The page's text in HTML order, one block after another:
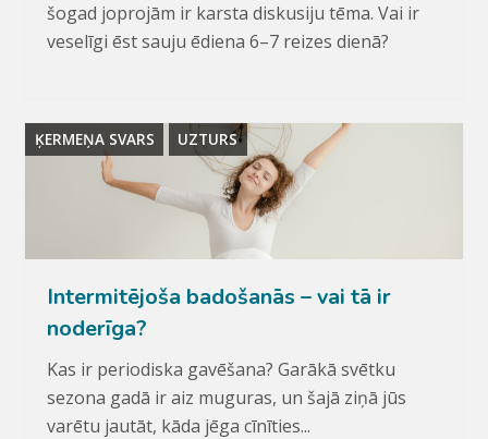
šogad joprojām ir karsta diskusiju tēma. Vai ir
veselīgi ēst sauju ēdiena 6–7 reizes dienā?
ĶERMEŅA SVARS UZTURS
Intermitējoša badošanās – vai tā ir
noderīga?
Kas ir periodiska gavēšana? Garākā svētku
sezona gadā ir aiz muguras, un šajā ziņā jūs
varētu jautāt, kāda jēga cīnīties...